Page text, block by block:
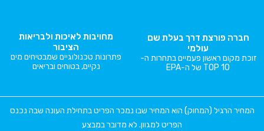
חברה פורצת דרך בעלת שם
עולמי
זוכת מקום ראשון פעמיים בתחרות ה-
TOP 10 של ה-EPA
מחויבות לאיכות ולבריאות
הציבור
פתרונות טכנולוגיים שמבטיחים מים
נקיים, בטוחים ובריאים
המחיר הרגיל (המחוק) הוא המחיר שבו נמכר הפריט בתחילת העונה שבה נכנס
הפריט למגוון. לא מדובר במבצע